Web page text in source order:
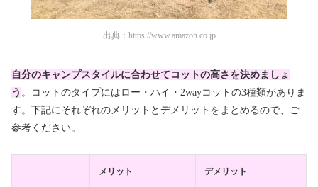
出典： https://www.amazon.co.jp
自分のキャンプスタイルに合わせてコットの高さを決めましょ
う 。コットのタイプにはロー・ハイ・2wayコットの3種類がありま
す。下記にそれぞれのメリットとデメリットをまとめるので、ご
参考ください。
メリット デメリット